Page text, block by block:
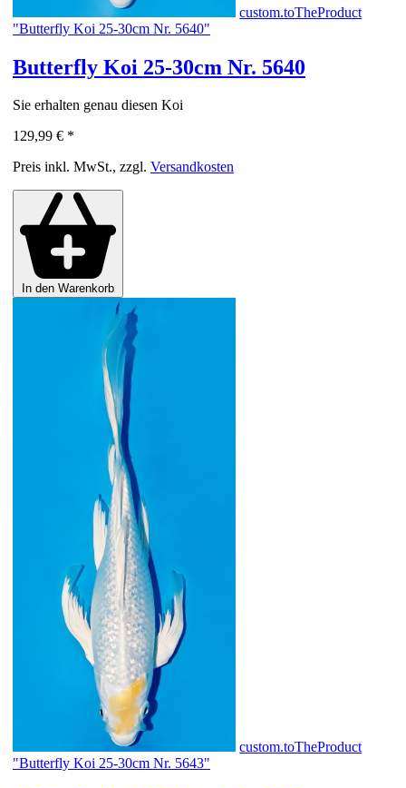
custom.toTheProduct
"Butterfly Koi 25-30cm Nr. 5640"
Butterfly Koi 25-30cm Nr. 5640
Sie erhalten genau diesen Koi
129,99 € *
Preis inkl. MwSt., zzgl. Versandkosten
In den Warenkorb
custom.toTheProduct
"Butterfly Koi 25-30cm Nr. 5643"